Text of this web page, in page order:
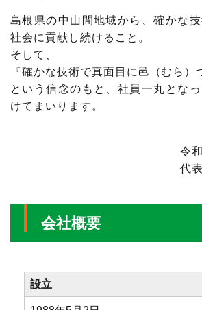
島根県の中山間地域から、確かな
社会に貢献し続けること。
そして、
『確かな技術で真面目に邑（むら）
という信念のもと、社員一丸とな
けてまいります。
令
代
会社概要
設立